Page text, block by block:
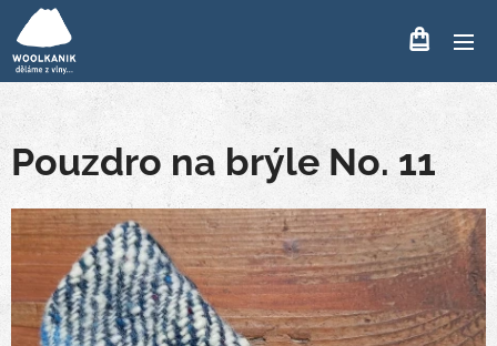
Pouzdro na brýle No. 11